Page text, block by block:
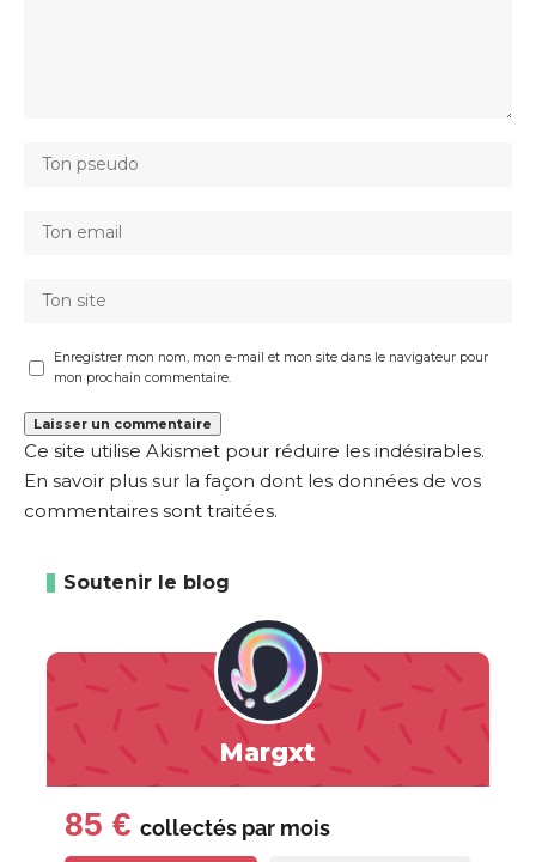
Enregistrer mon nom, mon e-mail et mon site dans le navigateur pour
mon prochain commentaire.
Ce site utilise Akismet pour réduire les indésirables.
En savoir plus sur la façon dont les données de vos
commentaires sont traitées.
Soutenir le blog
Margxt
85 € collectés par mois